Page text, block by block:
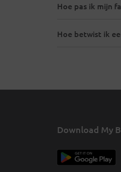
Hoe pas ik mijn
Hoe betwist ik
Download My